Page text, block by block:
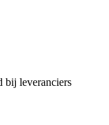
bij leveranciers